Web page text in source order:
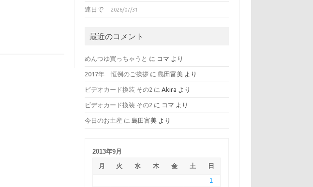
連日で 2026/07/31
最近のコメント
めんつゆ買っちゃうと に コマ より
2017年 恒例のご挨拶 に島田富美 より
ビデオカード換装 その2 にAkira より
ビデオカード換装 その2 に コマ より
今日のお土産 に島田富美 より
2013年9月
月
火 水 木 金 土
日
1